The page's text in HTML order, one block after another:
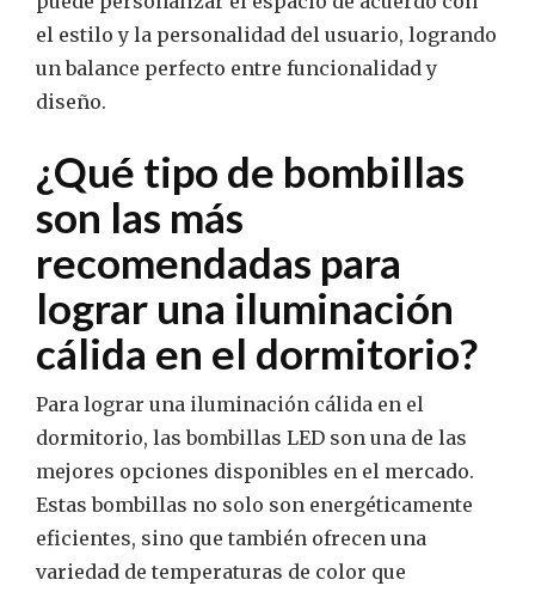
el estilo y la personalidad del usuario, logrando
un balance perfecto entre funcionalidad y
diseño.
¿Qué tipo de bombillas
son las más
recomendadas para
lograr una iluminación
cálida en el dormitorio?
Para lograr una iluminación cálida en el
dormitorio, las bombillas LED son una de las
mejores opciones disponibles en el mercado.
Estas bombillas no solo son energéticamente
eficientes, sino que también ofrecen una
variedad de temperaturas de color que